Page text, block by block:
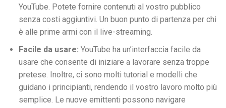
YouTube. Potete fornire contenuti al vostro pubblico
senza costi aggiuntivi. Un buon punto di partenza per chi
è alle prime armi con il live-streaming.
Facile da usare: YouTube ha un’interfaccia facile da
usare che consente di iniziare a lavorare senza troppe
pretese. Inoltre, ci sono molti tutorial e modelli che
guidano i principianti, rendendo il vostro lavoro molto più
semplice. Le nuove emittenti possono navigare